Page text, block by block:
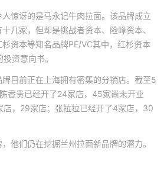
惊讶的是马永记牛肉拉面。该品牌成立
几家，但却是挑战者资本、险峰资本、
资本等知名品牌PE/VC其中，红杉资本
资意向书。
目前正在上海拥有密集的分销店。截至5
香贵已经开了24家店，45家尚未开业
店，29家店；张拉拉已经开了4家店，30
他们仍在挖掘兰州拉面新品牌的潜力。